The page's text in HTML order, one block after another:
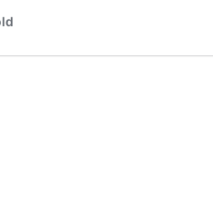
indflytningsgave